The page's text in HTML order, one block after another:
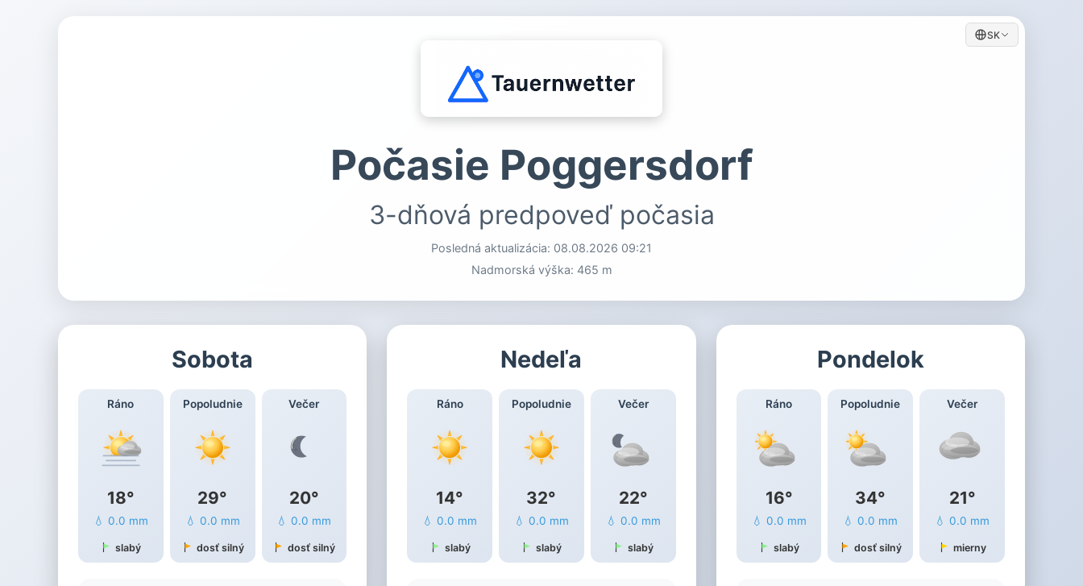
SK
Počasie Poggersdorf
3-dňová predpoveď počasia
Posledná aktualizácia: 08.08.2026 09:21
Nadmorská výška: 465 m
Sobota
Ráno
18°
💧 0.0 mm
slabý
Popoludnie
29°
💧 0.0 mm
dosť silný
Večer
20°
💧 0.0 mm
dosť silný
Nedeľa
Ráno
14°
💧 0.0 mm
slabý
Popoludnie
32°
💧 0.0 mm
slabý
Večer
22°
💧 0.0 mm
slabý
Pondelok
Ráno
16°
💧 0.0 mm
slabý
Popoludnie
34°
💧 0.0 mm
dosť silný
Večer
21°
💧 0.0 mm
mierny